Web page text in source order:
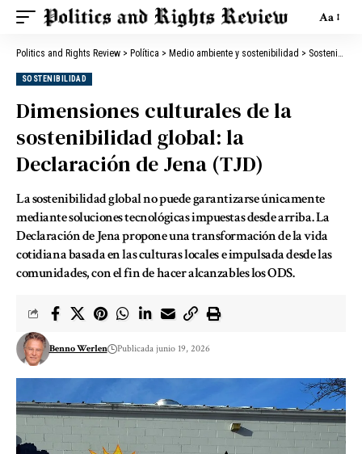
Aa
Politics and Rights Review > Política > Medio ambiente y sostenibilidad > Sostenibilidad
SOSTENIBILIDAD
Dimensiones culturales de la
sostenibilidad global: la
Declaración de Jena (TJD)
La sostenibilidad global no puede garantizarse únicamente
mediante soluciones tecnológicas impuestas desde arriba. La
Declaración de Jena propone una transformación de la vida
cotidiana basada en las culturas locales e impulsada desde las
comunidades, con el fin de hacer alcanzables los ODS.
Benno Werlen Publicada junio 19, 2026